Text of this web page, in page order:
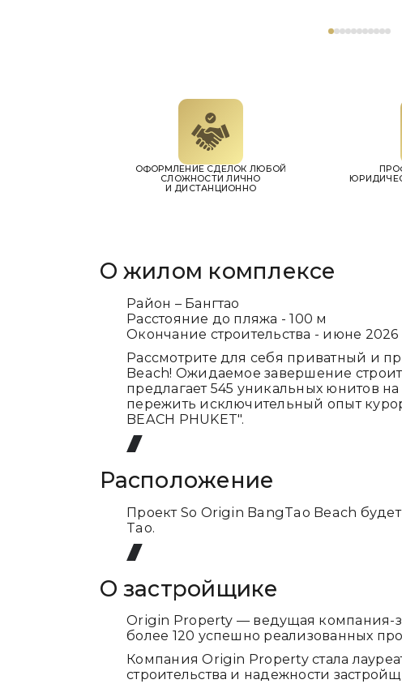
ОФОРМЛЕНИЕ СДЕЛОК ЛЮБОЙ
СЛОЖНОСТИ ЛИЧНО
И ДИСТАНЦИОННО
О жилом комплексе
Район – Бангтао
Расстояние до пляжа - 100 м
Окончание строительства - июне 2026
Рассмотрите для себя приватный и
Beach! Ожидаемое завершение
предлагает 545 уникальных юнитов
пережить исключительный опыт
BEACH PHUKET".
Расположение
Проект So Origin BangTao Beach
Tao.
О застройщике
Origin Property — ведущая компания-
более 120 успешно реализованных
Компания Origin Property стала
строительства и надежности